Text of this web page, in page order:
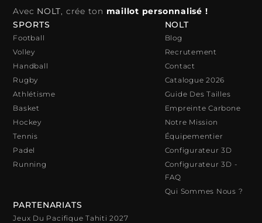
Avec NOLT, crée ton maillot personnalisé !
SPORTS
Football
Volley
Handball
Rugby
Athlétisme
Basket
Hockey
Tennis
Padel
Running
NOLT
Blog
Recrutement
Contact
Catalogue 2026
Guide Des Tailles
Empreinte Carbone
Notre Mission
Équipementier
Configurateur 3D
Configurateur 3D -
FAQ
Qui Sommes Nous ?
PARTENARIATS
Jeux Du Pacifique Tahiti 2027